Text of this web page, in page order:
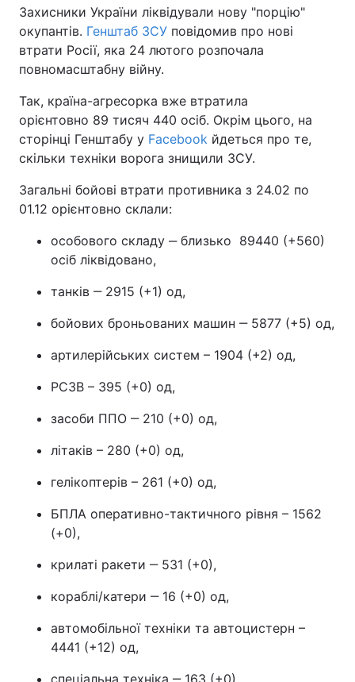
Захисники України ліквідували нову "порцію"
окупантів. Генштаб ЗСУ повідомив про нові
втрати Росії, яка 24 лютого розпочала
повномасштабну війну.
Так, країна-агресорка вже втратила
орієнтовно 89 тисяч 440 осіб. Окрім цього, на
сторінці Генштабу у Facebook йдеться про те,
скільки техніки ворога знищили ЗСУ.
Загальні бойові втрати противника з 24.02 по
01.12 орієнтовно склали:
особового складу ‒ близько 89440 (+560)
осіб ліквідовано,
танків ‒ 2915 (+1) од,
бойових броньованих машин ‒ 5877 (+5) од,
артилерійських систем – 1904 (+2) од,
РСЗВ – 395 (+0) од,
засоби ППО ‒ 210 (+0) од,
літаків – 280 (+0) од,
гелікоптерів – 261 (+0) од,
БПЛА оперативно-тактичного рівня – 1562
(+0),
крилаті ракети ‒ 531 (+0),
кораблі/катери ‒ 16 (+0) од,
автомобільної техніки та автоцистерн –
4441 (+12) од,
спеціальна техніка ‒ 163 (+0).